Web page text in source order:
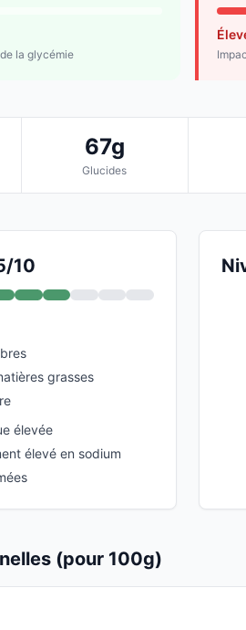
la glycémie
67g
Glucides
10
grasses
élevée
élevé en sodium
(pour 100g)